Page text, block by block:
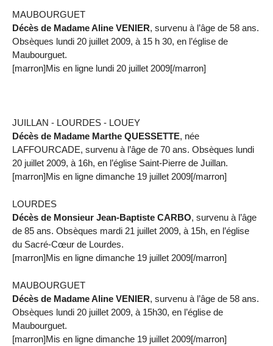
MAUBOURGUET
Décès de Madame Aline VENIER, survenu à l’âge de 58 ans.
Obsèques lundi 20 juillet 2009, à 15 h 30, en l’église de
Maubourguet.
[marron]Mis en ligne lundi 20 juillet 2009[/marron]
JUILLAN - LOURDES - LOUEY
Décès de Madame Marthe QUESSETTE, née
LAFFOURCADE, survenu à l’âge de 70 ans. Obsèques lundi
20 juillet 2009, à 16h, en l’église Saint-Pierre de Juillan.
[marron]Mis en ligne dimanche 19 juillet 2009[/marron]
LOURDES
Décès de Monsieur Jean-Baptiste CARBO, survenu à l’âge
de 85 ans. Obsèques mardi 21 juillet 2009, à 15h, en l’église
du Sacré-Cœur de Lourdes.
[marron]Mis en ligne dimanche 19 juillet 2009[/marron]
MAUBOURGUET
Décès de Madame Aline VENIER, survenu à l’âge de 58 ans.
Obsèques lundi 20 juillet 2009, à 15h30, en l’église de
Maubourguet.
[marron]Mis en ligne dimanche 19 juillet 2009[/marron]